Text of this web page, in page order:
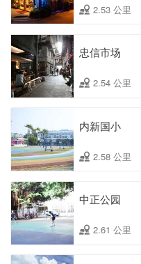
2.53 公里
忠信市场
2.54 公里
内新国小
2.58 公里
中正公园
2.61 公里